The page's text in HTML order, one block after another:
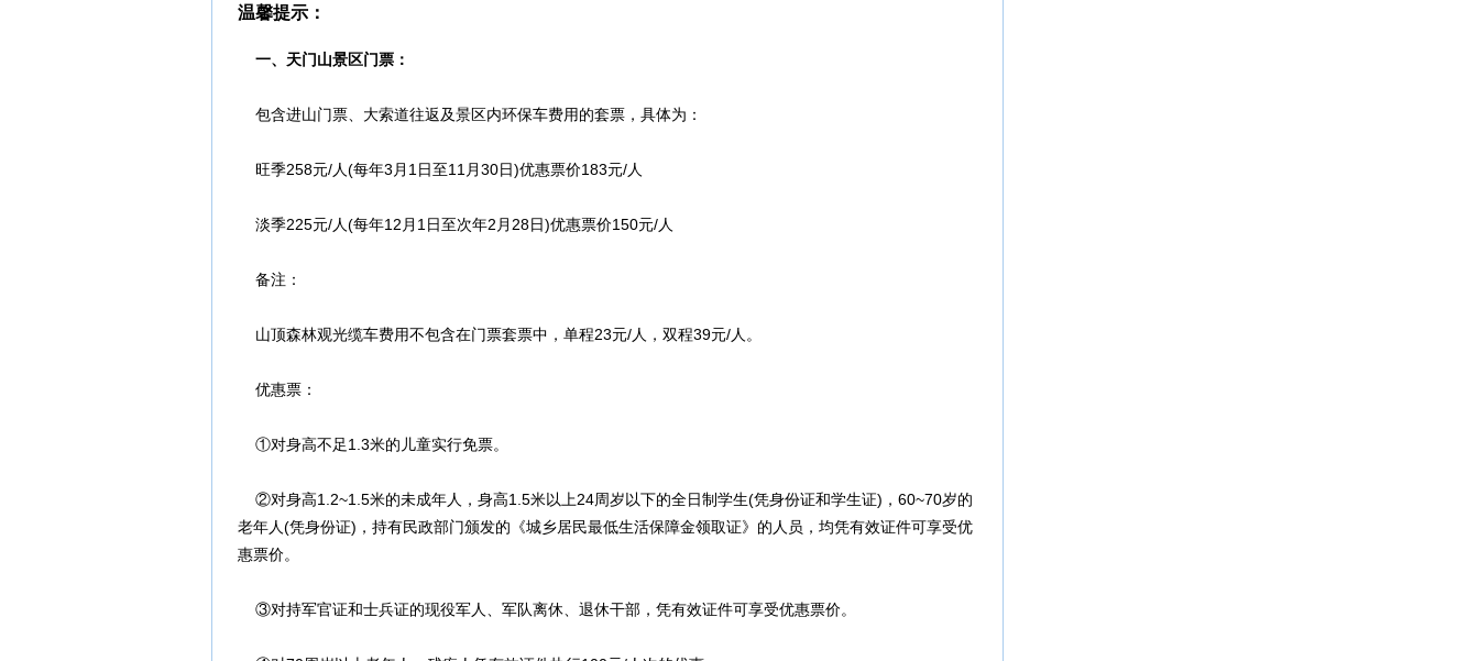
温馨提示：
一、天门山景区门票：
包含进山门票、大索道往返及景区内环保车费用的套票，具体为：
旺季258元/人(每年3月1日至11月30日)优惠票价183元/人
淡季225元/人(每年12月1日至次年2月28日)优惠票价150元/人
备注：
山顶森林观光缆车费用不包含在门票套票中，单程23元/人，双程39元/人。
优惠票：
①对身高不足1.3米的儿童实行免票。
②对身高1.2~1.5米的未成年人，身高1.5米以上24周岁以下的全日制学生(凭身份证和学生证)，60~70岁的
老年人(凭身份证)，持有民政部门颁发的《城乡居民最低生活保障金领取证》的人员，均凭有效证件可享受优
惠票价。
③对持军官证和士兵证的现役军人、军队离休、退休干部，凭有效证件可享受优惠票价。